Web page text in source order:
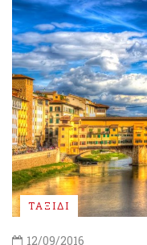
ΤΑΞΙΔΙ
12/09/2016